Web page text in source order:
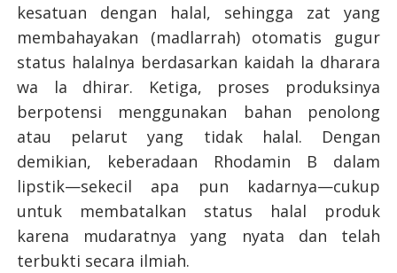
kesatuan dengan halal, sehingga zat yang
membahayakan (madlarrah) otomatis gugur
status halalnya berdasarkan kaidah la dharara
wa la dhirar. Ketiga, proses produksinya
berpotensi menggunakan bahan penolong
atau pelarut yang tidak halal. Dengan
demikian, keberadaan Rhodamin B dalam
lipstik—sekecil apa pun kadarnya—cukup
untuk membatalkan status halal produk
karena mudaratnya yang nyata dan telah
terbukti secara ilmiah.